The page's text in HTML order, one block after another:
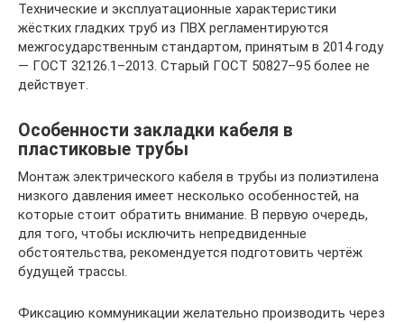
Технические и эксплуатационные характеристики
жёстких гладких труб из ПВХ регламентируются
межгосударственным стандартом, принятым в 2014 году
— ГОСТ 32126.1–2013. Старый ГОСТ 50827–95 более не
действует.
Особенности закладки кабеля в
пластиковые трубы
Монтаж электрического кабеля в трубы из полиэтилена
низкого давления имеет несколько особенностей, на
которые стоит обратить внимание. В первую очередь,
для того, чтобы исключить непредвиденные
обстоятельства, рекомендуется подготовить чертёж
будущей трассы.
Фиксацию коммуникации желательно производить через